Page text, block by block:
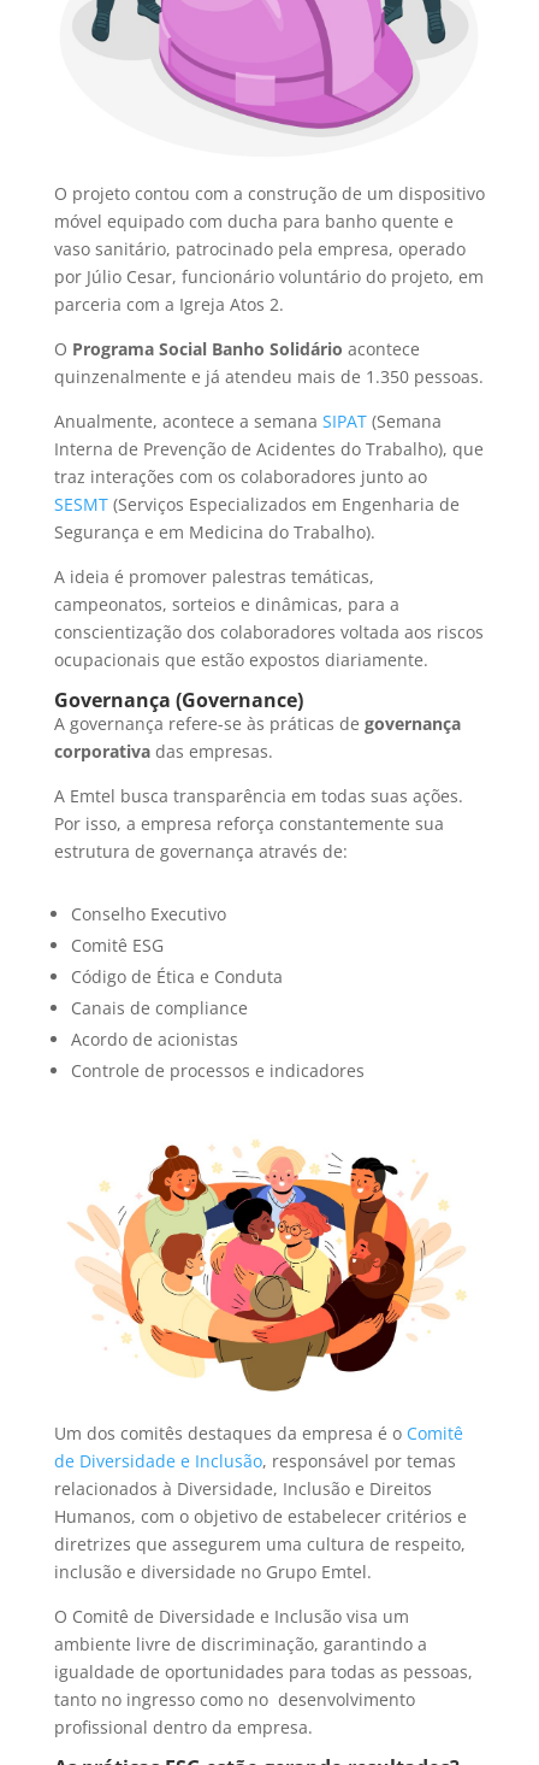
O projeto contou com a construção de um dispositivo
móvel equipado com ducha para banho quente e
vaso sanitário, patrocinado pela empresa, operado
por Júlio Cesar, funcionário voluntário do projeto, em
parceria com a Igreja Atos 2.
O Programa Social Banho Solidário acontece
quinzenalmente e já atendeu mais de 1.350 pessoas.
Anualmente, acontece a semana SIPAT(Semana
Interna de Prevenção de Acidentes do Trabalho), que
traz interações com os colaboradores junto ao
SESMT(Serviços Especializados em Engenharia de
Segurança e em Medicina do Trabalho).
A ideia é promover palestras temáticas,
campeonatos, sorteios e dinâmicas, para a
conscientização dos colaboradores voltada aos riscos
ocupacionais que estão expostos diariamente.
Governança (Governance)
A governança refere-se às práticas de governança
corporativa das empresas.
A Emtel busca transparência em todas suas ações.
Por isso, a empresa reforça constantemente sua
estrutura de governança através de:
Conselho Executivo
Comitê ESG
Código de Ética e Conduta
Canais de compliance
Acordo de acionistas
Controle de processos e indicadores
Um dos comitês destaques da empresa é o Comitê
de Diversidade e Inclusão, responsável por temas
relacionados à Diversidade, Inclusão e Direitos
Humanos, com o objetivo de estabelecer critérios e
diretrizes que assegurem uma cultura de respeito,
inclusão e diversidade no Grupo Emtel.
O Comitê de Diversidade e Inclusão visa um
ambiente livre de discriminação, garantindo a
igualdade de oportunidades para todas as pessoas,
tanto no ingresso como no desenvolvimento
profissional dentro da empresa.